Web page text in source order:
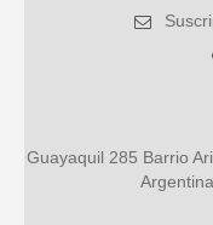
Guayaquil 285 Barrio